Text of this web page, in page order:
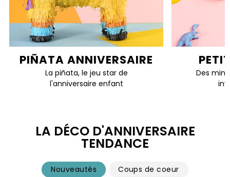
PIÑATA ANNIVERSAIRE
La piñata, le jeu star de
l'anniversaire enfant
Des mini
LA DÉCO D'ANNIVERSAIRE
TENDANCE
Nouveautés Coups de coeur